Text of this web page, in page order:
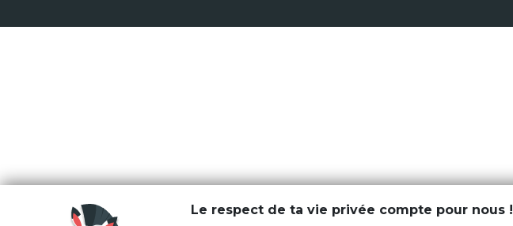
Le respect de ta vie privée compte pour nous !